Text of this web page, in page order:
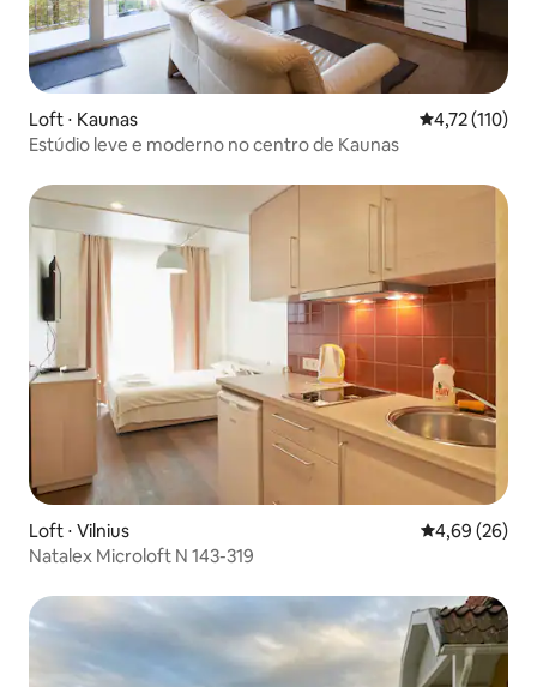
Loft ⋅ Kaunas 4,72 de uma
4,72 (110)
Estúdio leve e moderno no centro de Kaunas
Loft ⋅ Vilnius 4,69 de uma
4,69 (26)
Natalex Microloft N 143-319